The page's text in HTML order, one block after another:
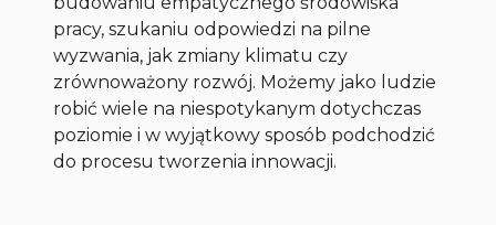
pracy, szukaniu odpowiedzi na pilne
wyzwania, jak zmiany klimatu czy
zrównoważony rozwój. Możemy jako ludzie
robić wiele na niespotykanym dotychczas
poziomie i w wyjątkowy sposób podchodzić
do procesu tworzenia innowacji.